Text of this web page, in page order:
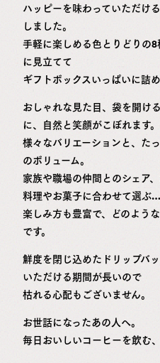
ハッピーを味わっていただけ
しました。
手軽に楽しめる色とりどりの
に見立てて
ギフトボックスいっぱいに詰
おしゃれな見た目、袋を開け
に、自然と笑顔がこぼれます。
様々なバリエーションと、た
のボリューム。
家族や職場の仲間とのシェア
料理やお菓子に合わせて選ぶ…
楽しみ方も豊富で、どのよう
です。
鮮度を閉じ込めたドリップバ
いただける期間が長いので
枯れる心配もございません。
お世話になったあの人へ。
毎日おいしいコーヒーを飲む